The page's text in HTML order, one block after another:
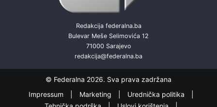
Redakcija federalna.ba
Bulevar Meše Selimovića 12
71000 Sarajevo
redakcija@federalna.ba
© Federalna 2026. Sva prava zadržana
Impressum
Marketing
Urednička politika